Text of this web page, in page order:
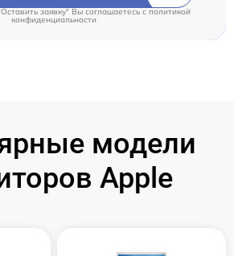
заявку" Вы соглашаетесь cполитикой
конфиденциальности
модели
Apple